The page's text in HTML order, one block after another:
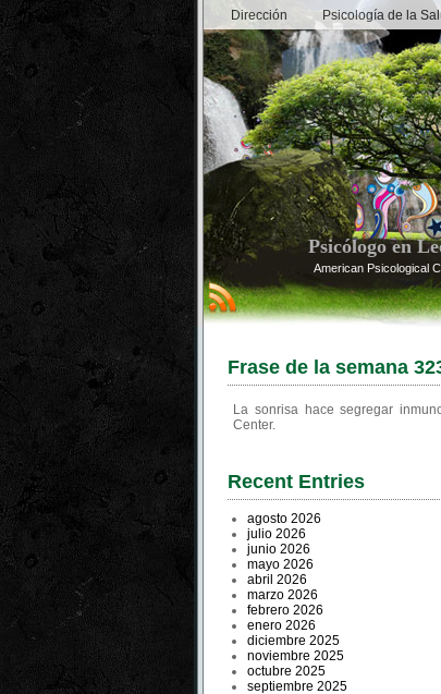
Dirección Psicología de la
Psicólogo en
American Psicological
Frase de la semana
La sonrisa hace segregar
Center.
Recent Entries
agosto 2026
julio 2026
junio 2026
mayo 2026
abril 2026
marzo 2026
febrero 2026
enero 2026
diciembre 2025
noviembre 2025
octubre 2025
septiembre 2025